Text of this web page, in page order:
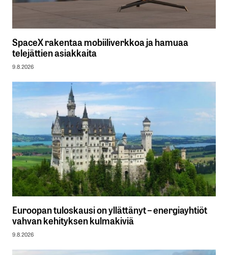
SpaceX rakentaa mobiiliverkkoa ja hamuaa
telejättien asiakkaita
9.8.2026
Euroopan tuloskausi on yllättänyt – energiayhtiöt
vahvan kehityksen kulmakiviä
9.8.2026